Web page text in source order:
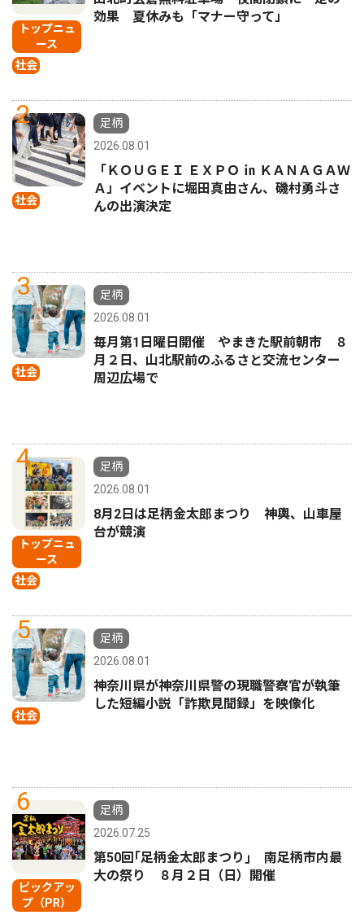
トップニュ
ース
社会
効果 夏休みも「マナー守って」
2
社会
足柄
2026.08.01
「ＫＯＵＧＥＩ ＥＸＰＯ ㏌ ＫＡＮＡＧＡＷ
Ａ」イベントに堀田真由さん、磯村勇斗さ
んの出演決定
3
社会
足柄
2026.08.01
毎月第1日曜日開催 やまきた駅前朝市 ８
月２日、山北駅前のふるさと交流センター
周辺広場で
4
トップニュ
ース
社会
足柄
2026.08.01
8月2日は足柄金太郎まつり 神輿、山車屋
台が競演
5
社会
足柄
2026.08.01
神奈川県が神奈川県警の現職警察官が執筆
した短編小説「詐欺見聞録」を映像化
6
ピックアッ
プ（PR）
足柄
2026.07.25
第50回｢足柄金太郎まつり｣ 南足柄市内最
大の祭り ８月２日（日）開催